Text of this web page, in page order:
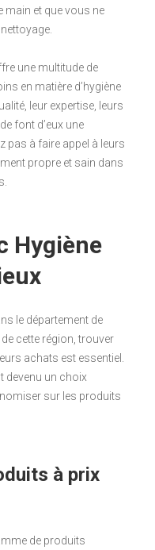
main et que vous ne
une multitude de
en matière d’hygiène
leur expertise, leurs
font d’eux une
pas à faire appel à leurs
propre et sain dans
Hygiène
le département de
cette région, trouver
achats est essentiel.
devenu un choix
sur les produits
à prix
de produits